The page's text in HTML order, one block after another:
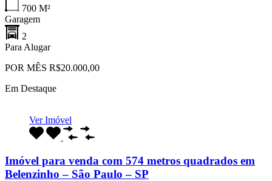
700 M²
Garagem
2
Para Alugar
POR MÊS R$20.000,00
Em Destaque
Ver Imóvel
Imóvel para venda com 574 metros quadrados em
Belenzinho – São Paulo – SP